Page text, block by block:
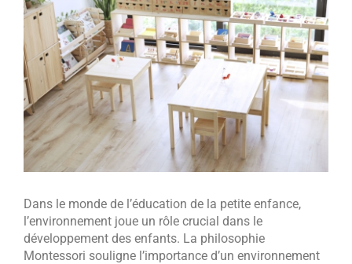
agrandie
Dans le monde de l’éducation de la petite enfance,
l’environnement joue un rôle crucial dans le
développement des enfants. La philosophie
Montessori souligne l’importance d’un environnement